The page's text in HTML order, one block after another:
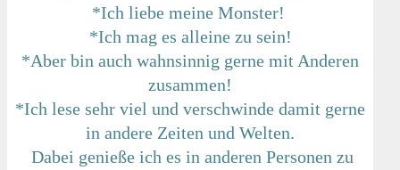
*Ich liebe meine Monster!
*Ich mag es alleine zu sein!
*Aber bin auch wahnsinnig gerne mit Anderen
zusammen!
*Ich lese sehr viel und verschwinde damit gerne
in andere Zeiten und Welten.
Dabei genieße ich es in anderen Personen zu